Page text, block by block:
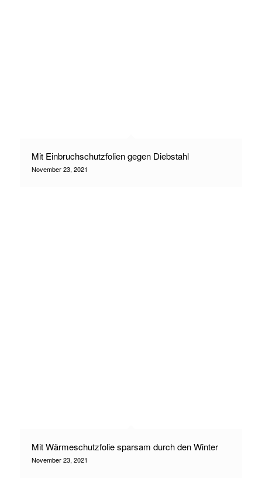
Mit Einbruchschutzfolien gegen Diebstahl
November 23, 2021
Mit Wärmeschutzfolie sparsam durch den Winter
November 23, 2021